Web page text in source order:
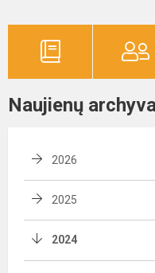
Naujienų
2026
2025
2024